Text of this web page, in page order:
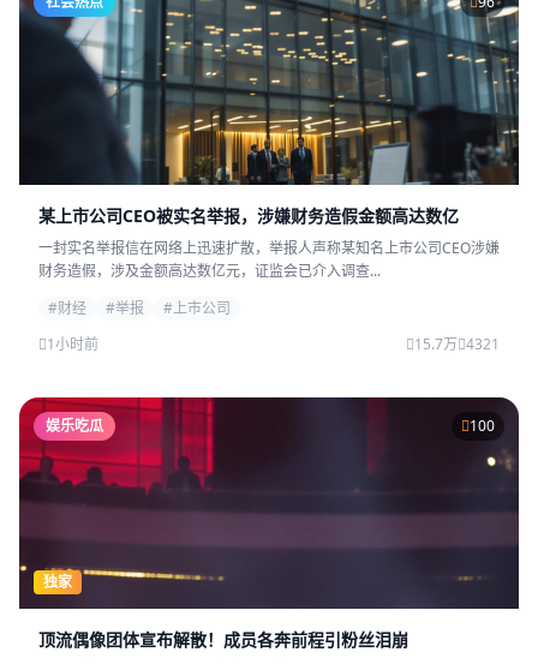
某上市公司CEO被实名举报，涉嫌财务造假金额高达数亿
一封实名举报信在网络上迅速扩散，举报人声称某知名上市公司CEO涉嫌
财务造假，涉及金额高达数亿元，证监会已介入调查...
#财经
#举报
#上市公司
1小时前
15.7万 4321
娱乐吃瓜 100
独家
顶流偶像团体宣布解散！成员各奔前程引粉丝泪崩